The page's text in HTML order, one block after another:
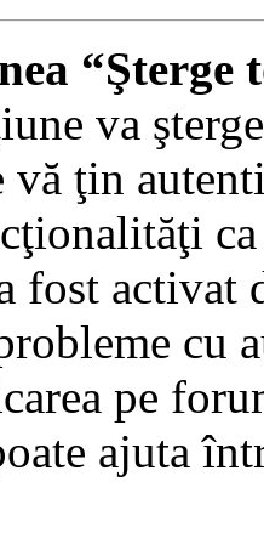
va
vă ţin
fost
cu
pe
ajuta